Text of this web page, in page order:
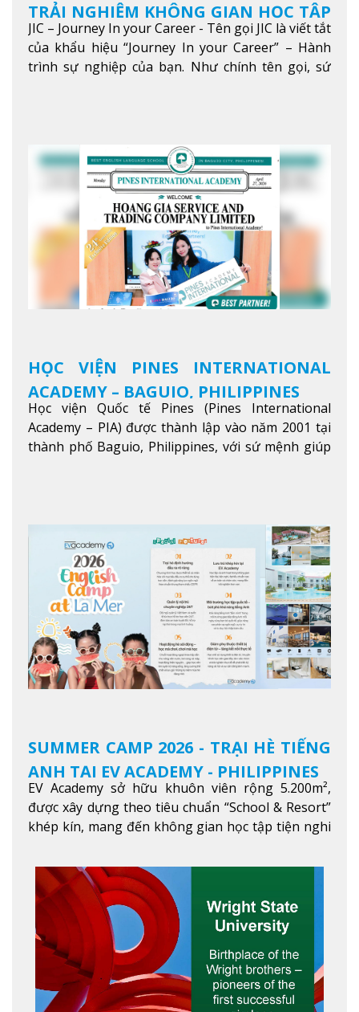
TRẢI NGHIỆM KHÔNG GIAN HỌC TẬP
5 SAO TẠI BAGUIO
JIC – Journey In your Career - Tên gọi JIC là viết tắt
của khẩu hiệu “Journey In your Career” – Hành
trình sự nghiệp của bạn. Như chính tên gọi, sứ
HỌC VIỆN PINES INTERNATIONAL
ACADEMY – BAGUIO, PHILIPPINES
Học viện Quốc tế Pines (Pines International
Academy – PIA) được thành lập vào năm 2001 tại
thành phố Baguio, Philippines, với sứ mệnh giúp
SUMMER CAMP 2026 - TRẠI HÈ TIẾNG
ANH TẠI EV ACADEMY - PHILIPPINES
EV Academy sở hữu khuôn viên rộng 5.200m²,
được xây dựng theo tiêu chuẩn “School & Resort”
khép kín, mang đến không gian học tập tiện nghi
ích hiện đạXem thêm